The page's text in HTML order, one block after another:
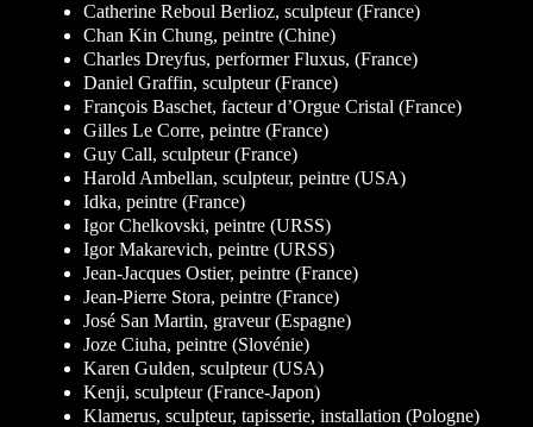
Catherine Reboul Berlioz, sculpteur (France)
Chan Kin Chung, peintre (Chine)
Charles Dreyfus, performer Fluxus, (France)
Daniel Graffin, sculpteur (France)
François Baschet, facteur d’Orgue Cristal (France)
Gilles Le Corre, peintre (France)
Guy Call, sculpteur (France)
Harold Ambellan, sculpteur, peintre (USA)
Idka, peintre (France)
Igor Chelkovski, peintre (URSS)
Igor Makarevich, peintre (URSS)
Jean-Jacques Ostier, peintre (France)
Jean-Pierre Stora, peintre (France)
José San Martin, graveur (Espagne)
Joze Ciuha, peintre (Slovénie)
Karen Gulden, sculpteur (USA)
Kenji, sculpteur (France-Japon)
Klamerus, sculpteur, tapisserie, installation (Pologne)